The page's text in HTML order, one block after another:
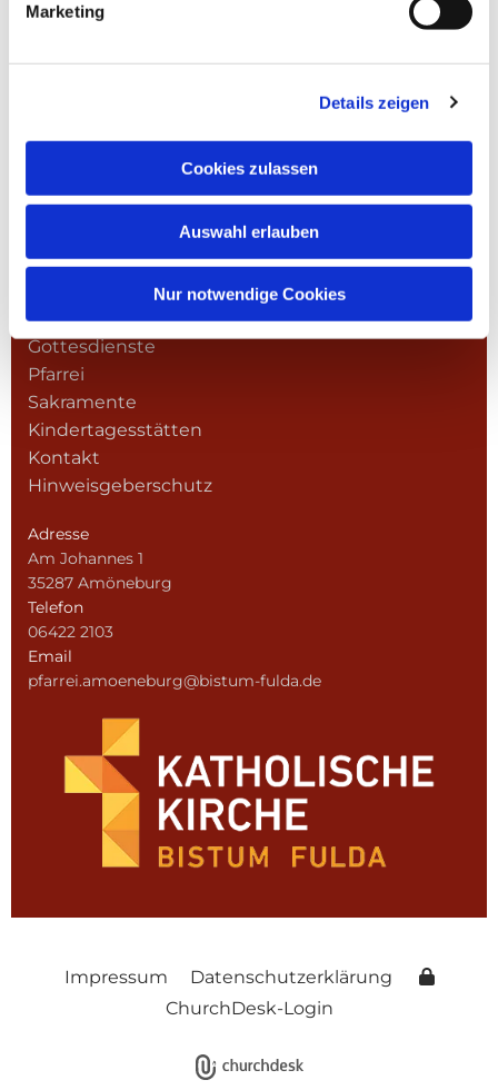
Marketing
Details zeigen
Cookies zulassen
Auswahl erlauben
Nur notwendige Cookies
NAVIGATION
Gottesdienste
Pfarrei
Sakramente
Kindertagesstätten
Kontakt
Hinweisgeberschutz
Adresse
Am Johannes 1
35287 Amöneburg
Telefon
06422 2103
Email
pfarrei.amoeneburg@bistum-fulda.de
Impressum
Datenschutzerklärung
ChurchDesk-Login